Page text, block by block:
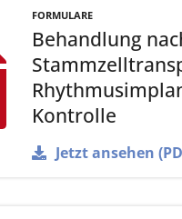
FORMULARE
Behandlung
Kontrolle
Jetzt ansehen